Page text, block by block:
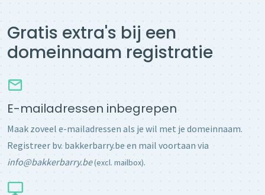
Gratis extra's bij een
domeinnaam registratie
E-mailadressen inbegrepen
Maak zoveel e-mailadressen als je wil met je domeinnaam.
Registreer bv. bakkerbarry.be en mail voortaan via
info@bakkerbarry.be(excl. mailbox).